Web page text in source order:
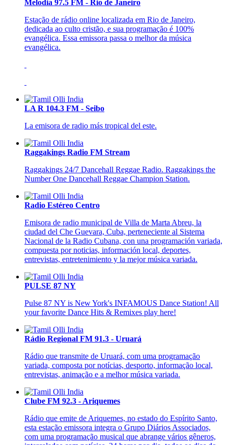
Melodia 97.5 FM - Rio de Janeiro
Estação de rádio online localizada em Rio de Janeiro,
dedicada ao culto cristão, e sua programação é 100%
evangélica. Essa emissora passa o melhor da música
evangélica.
LA R 104.3 FM - Seibo
La emisora de radio más tropical del este.
Raggakings Radio FM Stream
Raggakings 24/7 Dancehall Reggae Radio. Raggakings the
Number One Dancehall Reggae Champion Station.
Radio Estéreo Centro
Emisora de radio municipal de Villa de Marta Abreu, la
ciudad del Che Guevara, Cuba, perteneciente al Sistema
Nacional de la Radio Cubana, con una programación variada,
compuesta por noticias, información local, deportes,
entrevistas, entretenimiento y la mejor música variada.
PULSE 87 NY
Pulse 87 NY is New York's INFAMOUS Dance Station! All
your favorite Dance Hits & Remixes play here!
Rádio Regional FM 91.3 - Uruará
Rádio que transmite de Uruará, com uma programação
variada, composta por notícias, desporto, informação local,
entrevistas, animação e a melhor música variada.
Clube FM 92.3 - Ariquemes
Rádio que emite de Ariquemes, no estado do Espírito Santo,
esta estação emissora integra o Grupo Diários Associados,
com uma programação musical que abrange vários gêneros,